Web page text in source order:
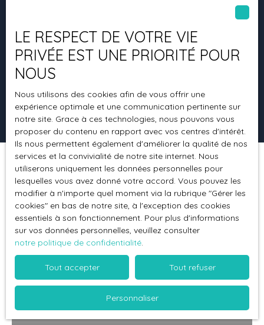
Budget max (€)
Surface min (m²)
Rechercher
Pertinence
Trier par Créer une alerte
Vendu
LE RESPECT DE VOTRE VIE
PRIVÉE EST UNE PRIORITÉ POUR
NOUS
Nous utilisons des cookies afin de vous offrir une
expérience optimale et une communication pertinente sur
notre site. Grace à ces technologies, nous pouvons vous
proposer du contenu en rapport avec vos centres d'intérêt.
Ils nous permettent également d'améliorer la qualité de nos
services et la convivialité de notre site internet. Nous
utiliserons uniquement les données personnelles pour
lesquelles vous avez donné votre accord. Vous pouvez les
modifier à n'importe quel moment via la rubrique ″Gérer les
cookies″ en bas de notre site, à l'exception des cookies
essentiels à son fonctionnement. Pour plus d'informations
sur vos données personnelles, veuillez consulter
notre politique de confidentialité.
Tout accepter Tout refuser
Personnaliser